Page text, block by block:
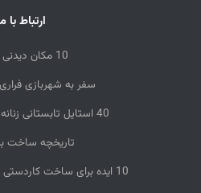
ارتباط با ما
10 مکان دیدنی مسکو
سفر به شهربازی فراری
40 استایل تابستانی زنانه شیک و لاکچری
تاریخچه ساخت
10 ایده‌ برای ساخت کاردستی با لیوان یکبار مصرف